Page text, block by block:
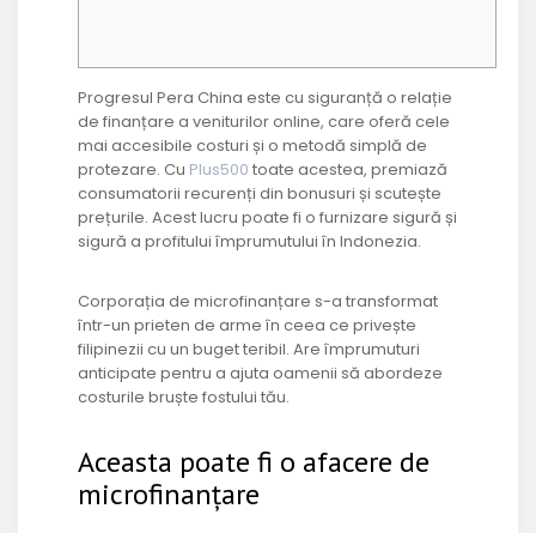
Progresul Pera China este cu siguranță o relație
de finanțare a veniturilor online, care oferă cele
mai accesibile costuri și o metodă simplă de
protezare. Cu Plus500 toate acestea, premiază
consumatorii recurenți din bonusuri și scutește
prețurile. Acest lucru poate fi o furnizare sigură și
sigură a profitului împrumutului în Indonezia.
Corporația de microfinanțare s-a transformat
într-un prieten de arme în ceea ce privește
filipinezii cu un buget teribil. Are împrumuturi
anticipate pentru a ajuta oamenii să abordeze
costurile bruște fostului tău.
Aceasta poate fi o afacere de
microfinanțare